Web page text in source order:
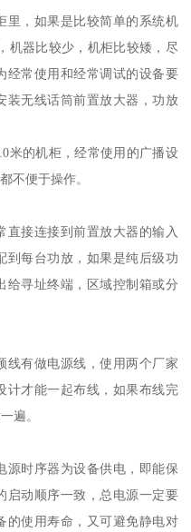
里，如果是比较简单的系统机
机器比较少，机柜比较矮，尽
经常使用和经常调试的设备要
装无线话筒前置放大器，功放
米的机柜，经常使用的广播设
不便于操作。
直接连接到前置放大器的输入
到每台功放，如果是纯后级功
给寻址终端，区域控制箱或分
线有做电源线，使用两个厂家
计才能一起布线，如果布线完
遍。
源时序器为设备供电，即能保
启动顺序一致，总电源一定要
的使用寿命，又可避免静电对